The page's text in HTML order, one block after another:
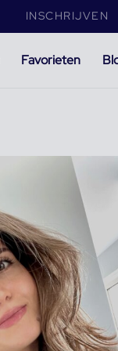
INSCHRIJVEN
Favorieten